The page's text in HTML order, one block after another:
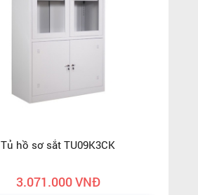
Tủ hồ sơ sắt TU09K3CK
3.071.000 VNĐ